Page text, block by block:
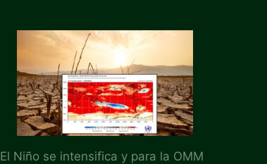
El Niño se intensifica y para la OMM